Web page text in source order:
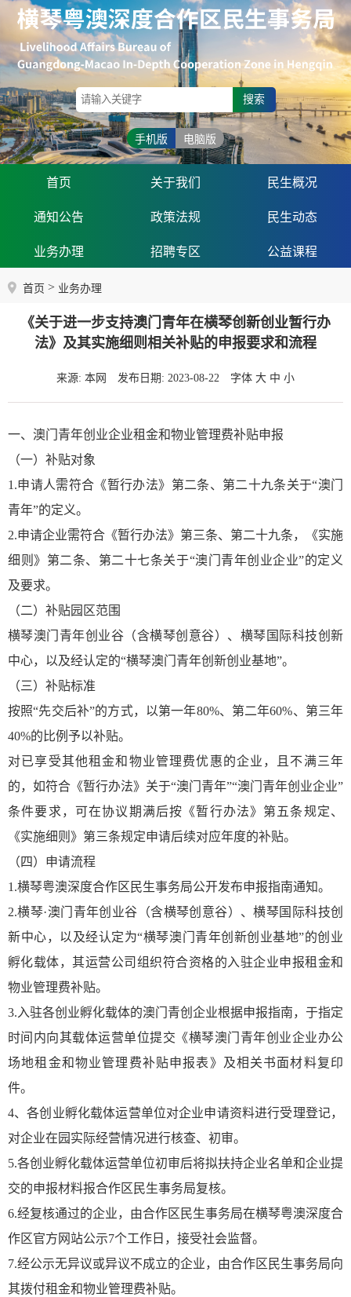
搜索
手机版 电脑版
首页 关于我们 民生概况
通知公告 政策法规 民生动态
业务办理 招聘专区 公益课程
首页 > 业务办理
《关于进一步支持澳门青年在横琴创新创业暂行办
法》及其实施细则相关补贴的申报要求和流程
来源: 本网 发布日期: 2023-08-22 字体 大 中 小
一、澳门青年创业企业租金和物业管理费补贴申报
（一）补贴对象
1.申请人需符合《暂行办法》第二条、第二十九条关于“澳门
青年”的定义。
2.申请企业需符合《暂行办法》第三条、第二十九条，《实施
细则》第二条、第二十七条关于“澳门青年创业企业”的定义
及要求。
（二）补贴园区范围
横琴澳门青年创业谷（含横琴创意谷）、横琴国际科技创新
中心，以及经认定的“横琴澳门青年创新创业基地”。
（三）补贴标准
按照“先交后补”的方式，以第一年80%、第二年60%、第三年
40%的比例予以补贴。
对已享受其他租金和物业管理费优惠的企业，且不满三年
的，如符合《暂行办法》关于“澳门青年”“澳门青年创业企业”
条件要求，可在协议期满后按《暂行办法》第五条规定、
《实施细则》第三条规定申请后续对应年度的补贴。
（四）申请流程
1.横琴粤澳深度合作区民生事务局公开发布申报指南通知。
2.横琴·澳门青年创业谷（含横琴创意谷）、横琴国际科技创
新中心，以及经认定为“横琴澳门青年创新创业基地”的创业
孵化载体，其运营公司组织符合资格的入驻企业申报租金和
物业管理费补贴。
3.入驻各创业孵化载体的澳门青创企业根据申报指南，于指定
时间内向其载体运营单位提交《横琴澳门青年创业企业办公
场地租金和物业管理费补贴申报表》及相关书面材料复印
件。
4、各创业孵化载体运营单位对企业申请资料进行受理登记，
对企业在园实际经营情况进行核查、初审。
5.各创业孵化载体运营单位初审后将拟扶持企业名单和企业提
交的申报材料报合作区民生事务局复核。
6.经复核通过的企业，由合作区民生事务局在横琴粤澳深度合
作区官方网站公示7个工作日，接受社会监督。
7.经公示无异议或异议不成立的企业，由合作区民生事务局向
其拨付租金和物业管理费补贴。